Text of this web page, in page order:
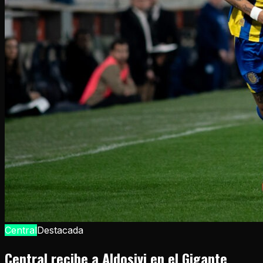
CentralDestacada
Central recibe a Aldosivi en el Gigante